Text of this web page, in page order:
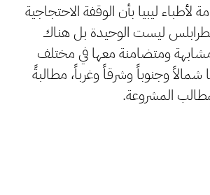
لأطباء ليبيا بأن الوقفة الاحتجاجية
بطرابلس ليست الوحيدة بل هناك
ومتضامنة معها في مختلف
شمالاً وجنوباً وشرقاً وغرباً، مطالبةً
المشروعة.